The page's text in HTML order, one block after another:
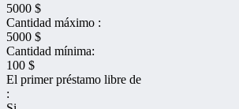
5000 $
Cantidad máximo :
5000 $
Cantidad mínima:
100 $
El primer préstamo libre de
: